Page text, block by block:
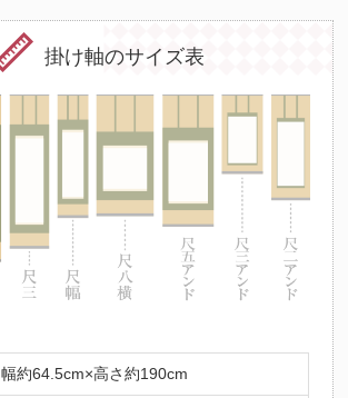
掛け軸のサイズ表
幅約64.5cm×高さ約190cm